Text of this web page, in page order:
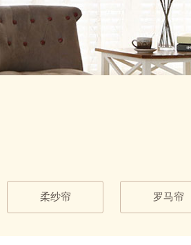
柔纱帘 罗马帘